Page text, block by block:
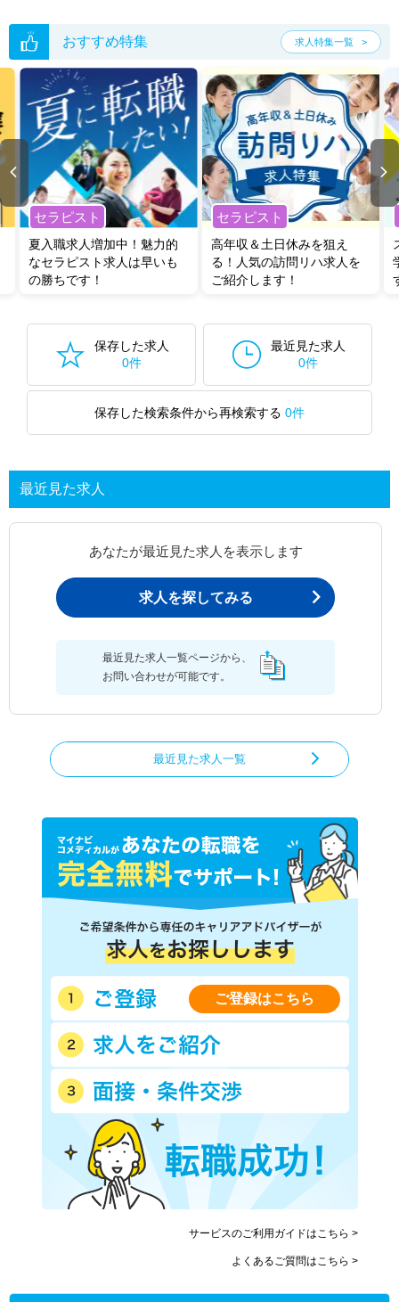
おすすめ特集 求人特集一覧
セラピスト
夏入職求人増加中！魅力的
なセラピスト求人は早いも
の勝ちです！
セラピスト
高年収＆土日休みを狙え
る！人気の訪問リハ求人を
ご紹介します！
保存した求人
0件
最近見た求人
0件
保存した検索条件から再検索する 0件
最近見た求人
あなたが最近見た求人を表示します
求人を探してみる
最近見た求人一覧ページから、
お問い合わせが可能です。
最近見た求人一覧
ご登録はこちら
サービスのご利用ガイドはこちら >
よくあるご質問はこちら >